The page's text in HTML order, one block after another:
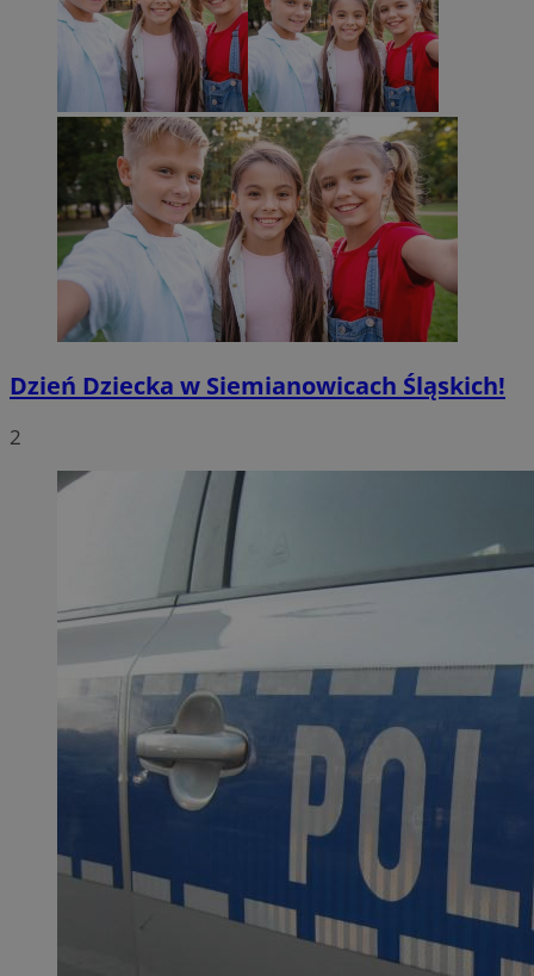
Dzień Dziecka w Siemianowicach Śląskich!
2